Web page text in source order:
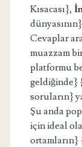
Kısacası},
Cevaplar
muazzam
platformu
soruların}
Şu anda
için ideal
ortamların}